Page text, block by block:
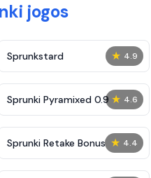
jogos
★ 4.9
Sprunkstard
★ 4.6
Sprunki Pyramixed 0.9
★ 4.4
Sprunki Retake Bonus